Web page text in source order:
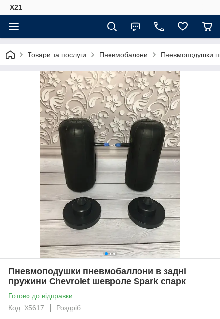
Х21
Товари та послуги Пневмобалони Пневмоподушки
Пневмоподушки пневмобаллони в задні
пружини Chevrolet шевроле Spark спарк
Готово до відправки
Код: X5617
Роздріб